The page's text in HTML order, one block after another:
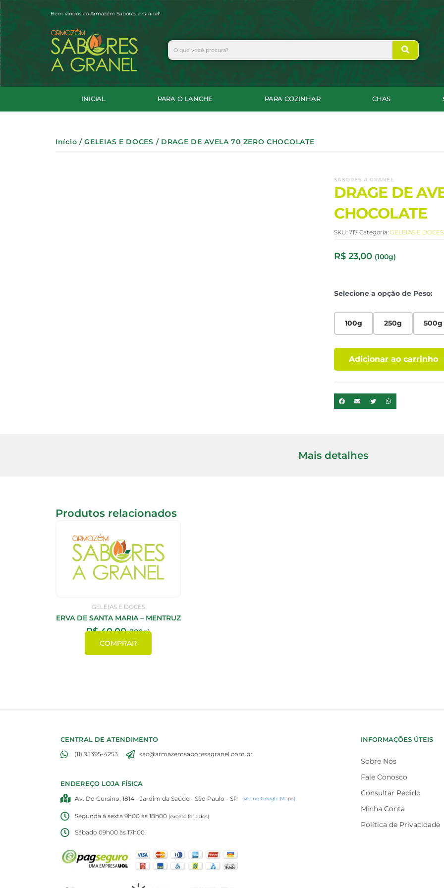
para
o
conteúdo
Bem-vindos ao Armazém Sabores a Granel!
Search
INICIAL PARA O LANCHE PARA COZINHAR CHAS
Início /GELEIAS E DOCES / DRAGE DE AVELA 70 ZERO CHOCOLATE
SABORES A GRANEL
DRAGE DE
CHOCOLATE
SKU: 717 Categoria: GELEIAS E DOCES
R$23,00 (100g)
Selecione a opção de Peso:
100g 250g 500g
Adicionar ao carrinho
Mais detalhes
Produtos relacionados
GELEIAS E DOCES
ERVA DE SANTA MARIA – MENTRUZ
R$40,00 (100g)
COMPRAR
CENTRAL DE ATENDIMENTO
(11) 95395-4253 sac@armazemsaboresagranel.com.br
ENDEREÇO LOJA FÍSICA
Av. Do Cursino, 1814 - Jardim da Saúde - São Paulo - SP (ver no Google Maps)
Segunda à sexta 9h00 às 18h00 (exceto feriados)
Sábado 09h00 às 17h00
INFORMAÇÕES ÚTEIS
Sobre Nós
Fale Conosco
Consultar Pedido
Minha Conta
Política de Privacidade